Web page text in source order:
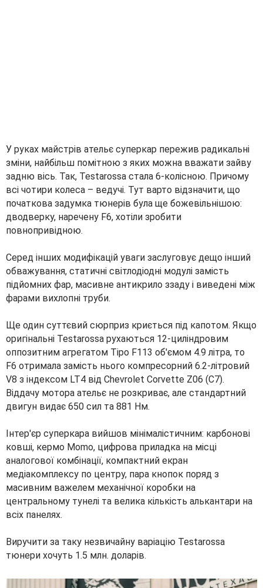
У руках майстрів ательє суперкар пережив радикальні
зміни, найбільш помітною з яких можна вважати зайву
задню вісь. Так, Testarossa стала 6-колісною. Причому
всі чотири колеса – ведучі. Тут варто відзначити, що
початкова задумка тюнерів була ще божевільнішою:
дводверку, наречену F6, хотіли зробити
повнопривідною.
Серед інших модифікацій уваги заслуговує дещо інший
обважування, статичні світлодіодні модулі замість
підйомних фар, масивне антикрило ззаду і виведені між
фарами вихлопні труби.
Ще один суттєвий сюрприз криється під капотом. Якщо
оригінальні Testarossa рухаються 12-циліндровим
оппозитним агрегатом Tipo F113 об'ємом 4.9 літра, то
F6 отримала замість нього компресорний 6.2-літровий
V8 з індексом LT4 від Chevrolet Corvette Z06 (C7).
Віддачу мотора ательє не розкриває, але стандартний
двигун видає 650 сил та 881 Нм.
Інтер'єр суперкара вийшов мінімалістичним: карбонові
ковші, кермо Momo, цифрова приладка на місці
аналогової комбінації, компактний екран
медіакомплексу по центру, пара кнопок поряд з
масивним важелем механічної коробки на
центральному тунелі та велика кількість алькантари на
всіх панелях.
Виручити за таку незвичайну варіацію Testarossa
тюнери хочуть 1.5 млн. доларів.